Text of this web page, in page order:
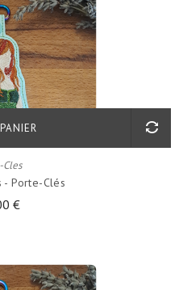
Cles
- Porte-Clés
€